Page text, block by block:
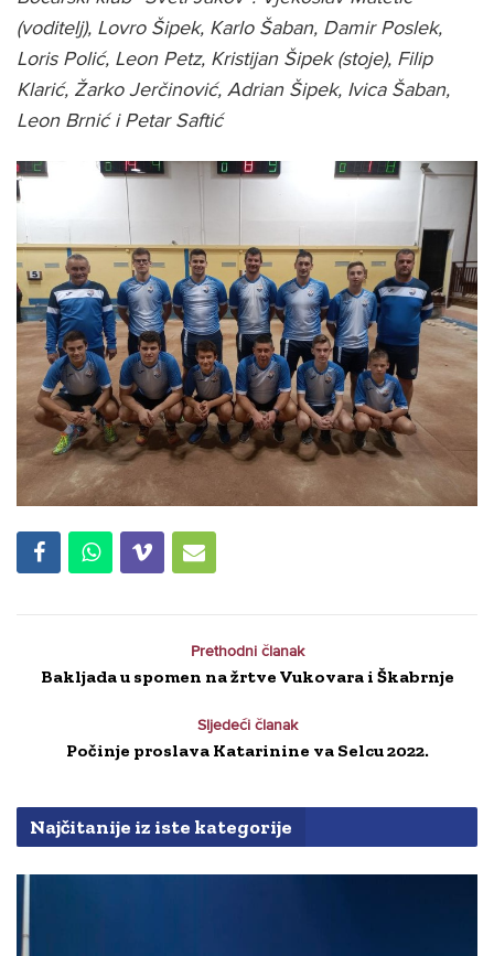
(voditelj), Lovro Šipek, Karlo Šaban, Damir Poslek,
Loris Polić, Leon Petz, Kristijan Šipek (stoje), Filip
Klarić, Žarko Jerčinović, Adrian Šipek, Ivica Šaban,
Leon Brnić i Petar Saftić
Prethodni članak
Bakljada u spomen na žrtve Vukovara i Škabrnje
Sljedeći članak
Počinje proslava Katarinine va Selcu 2022.
Najčitanije iz iste kategorije